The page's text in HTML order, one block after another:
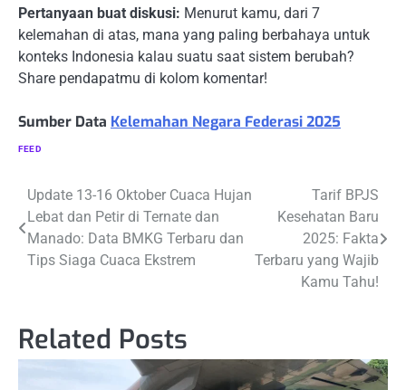
Pertanyaan buat diskusi: Menurut kamu, dari 7
kelemahan di atas, mana yang paling berbahaya untuk
konteks Indonesia kalau suatu saat sistem berubah?
Share pendapatmu di kolom komentar!
Sumber Data Kelemahan Negara Federasi 2025
FEED
Navigasi
pos
Update 13-16 Oktober Cuaca Hujan
Lebat dan Petir di Ternate dan
Manado: Data BMKG Terbaru dan
Tips Siaga Cuaca Ekstrem
Tarif BPJS
Kesehatan Baru
2025: Fakta
Terbaru yang Wajib
Kamu Tahu!
Related Posts